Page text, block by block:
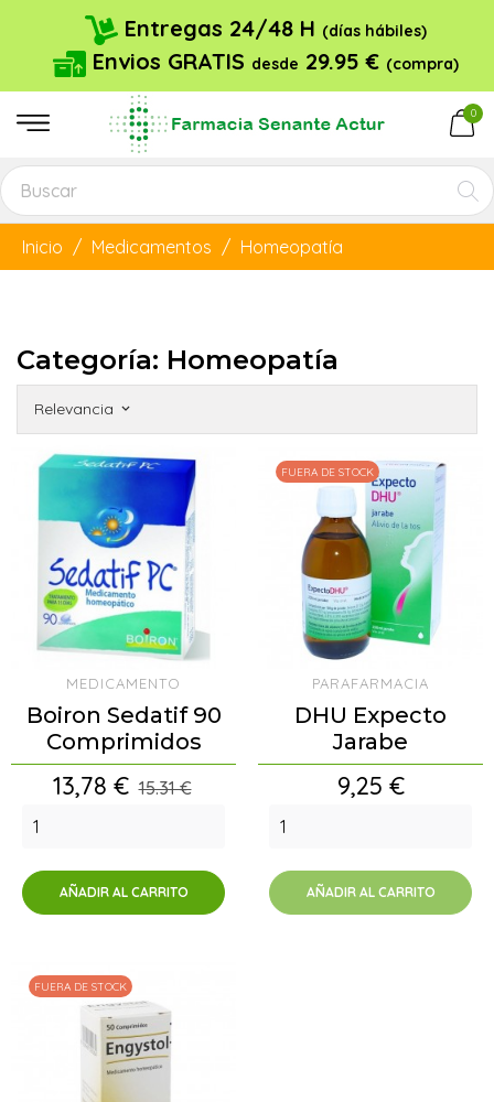
Entregas 24/48 H (días hábiles)
Envios GRATIS desde 29.95 € (compra)
0
Inicio Medicamentos Homeopatía
Categoría: Homeopatía
Relevancia keyboard_arrow_down
MEDICAMENTO
Boiron Sedatif 90
Comprimidos
Precio
13,78 € 15.31 €
AÑADIR AL CARRITO
PARAFARMACIA
DHU Expecto
Jarabe
Precio
9,25 €
AÑADIR AL CARRITO
FUERA DE STOCK
FUERA DE STOCK